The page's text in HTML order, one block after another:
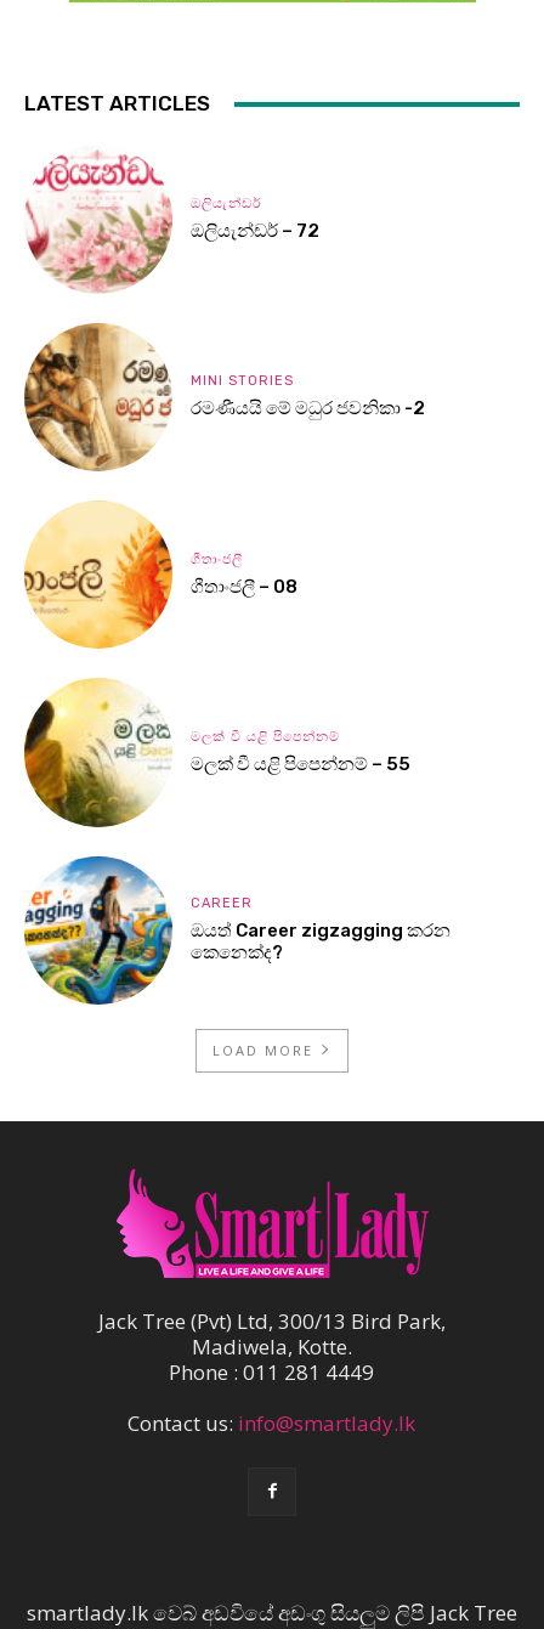
LATEST ARTICLES
ඔලියැන්ඩර්
ඔලියැන්ඩර් – 72
MINI STORIES
රමණීයයි මේ මධුර ජවනිකා -2
ගීතාංජලී
ගීතාංජලී – 08
මලක් වී යළි පිපෙන්නම්
මලක් වී යළි පිපෙන්නම් – 55
CAREER
ඔයත් Career zigzagging කරන
කෙනෙක්ද?
LOAD MORE
Jack Tree (Pvt) Ltd, 300/13 Bird Park,
Madiwela, Kotte.
Phone : 011 281 4449
Contact us: info@smartlady.lk
smartlady.lk වෙබ් අඩවියේ අඩංගු සියලුම ලිපි Jack Tree